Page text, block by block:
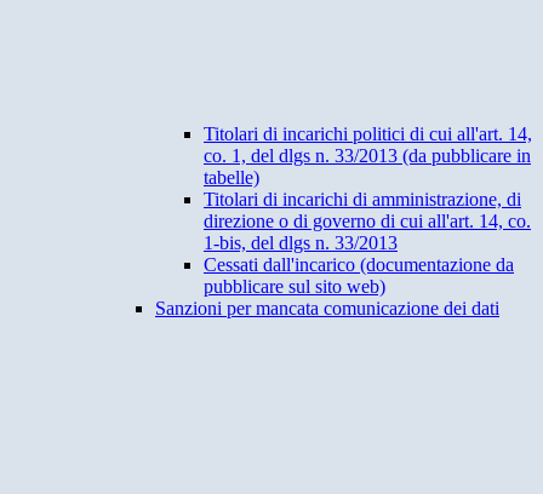
Titolari di incarichi politici di cui all'art. 14,
co. 1, del dlgs n. 33/2013 (da pubblicare in
tabelle)
Titolari di incarichi di amministrazione, di
direzione o di governo di cui all'art. 14, co.
1-bis, del dlgs n. 33/2013
Cessati dall'incarico (documentazione da
pubblicare sul sito web)
Sanzioni per mancata comunicazione dei dati